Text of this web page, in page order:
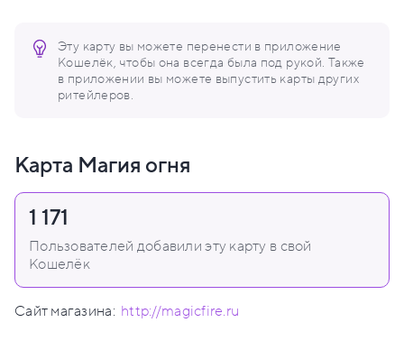
Эту карту вы можете перенести в приложение
Кошелёк, чтобы она всегда была под рукой. Также
в приложении вы можете выпустить карты других
ритейлеров.
Карта Магия огня
1 171
Пользователей добавили эту карту в свой
Кошелёк
Сайт магазина: http://magicfire.ru